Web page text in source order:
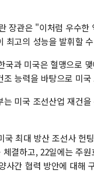
장관은 "이처럼 우수한
최고의 성능을 발휘할
국과 미국은 혈맹으로
조 능력을 바탕으로 미
는 미국 조선산업 재건
국 최대 방산 조선사 헌
결하고, 22일에는 주
사간 협력 방안에 대해